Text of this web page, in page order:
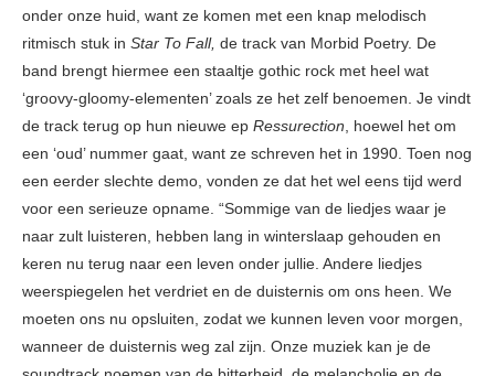
onder onze huid, want ze komen met een knap melodisch
ritmisch stuk in Star To Fall, de track van Morbid Poetry. De
band brengt hiermee een staaltje gothic rock met heel wat
‘groovy-gloomy-elementen’ zoals ze het zelf benoemen. Je vindt
de track terug op hun nieuwe ep Ressurection , hoewel het om
een ‘oud’ nummer gaat, want ze schreven het in 1990. Toen nog
een eerder slechte demo, vonden ze dat het wel eens tijd werd
voor een serieuze opname. “Sommige van de liedjes waar je
naar zult luisteren, hebben lang in winterslaap gehouden en
keren nu terug naar een leven onder jullie. Andere liedjes
weerspiegelen het verdriet en de duisternis om ons heen. We
moeten ons nu opsluiten, zodat we kunnen leven voor morgen,
wanneer de duisternis weg zal zijn. Onze muziek kan je de